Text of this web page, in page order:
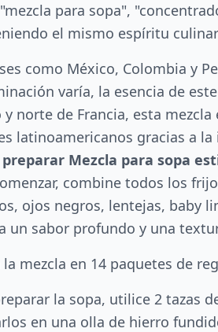
para sopa",
el mismo espíritu
como México, Colombia y
varía, la esencia de
y norte de Francia, esta
latinoamericanos gracias a
preparar Mezcla para sopa
combine todos los
ojos negros, lentejas, baby
un sabor profundo y una
la mezcla en 14 paquetes de
la sopa, utilice 2 tazas
en una olla de hierro